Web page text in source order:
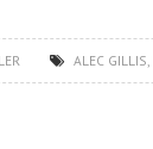
ALEC GILLIS,